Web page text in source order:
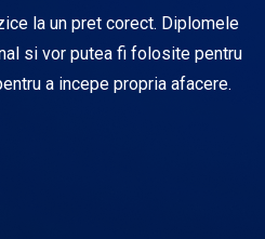
la un pret corect. Diplomele
si vor putea fi folosite pentru
a incepe propria afacere.